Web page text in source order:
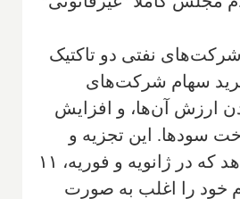
نفتی دو تاکتیک
سهام شرکت‌های
ارزش آن‌ها، و افزایش
سودها. این تجزیه و
تحلیل نشان می‌دهد که در ژانویه و فوریه، ۱۱
را اغلب به صورت